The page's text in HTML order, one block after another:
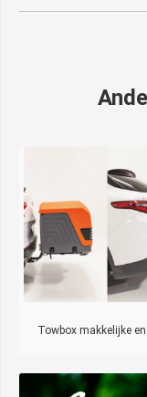
Towbox makkelijke